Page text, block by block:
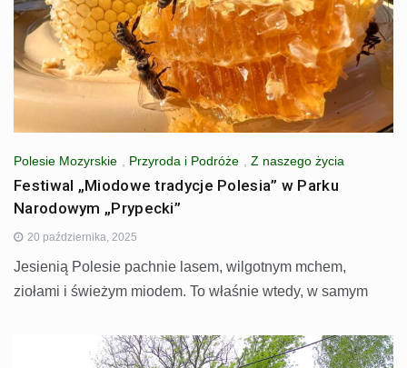
Polesie Mozyrskie Przyroda i Podróże Z naszego życia
Festiwal „Miodowe tradycje Polesia” w Parku
Narodowym „Prypecki”
20 października, 2025
Jesienią Polesie pachnie lasem, wilgotnym mchem,
ziołami i świeżym miodem. To właśnie wtedy, w samym